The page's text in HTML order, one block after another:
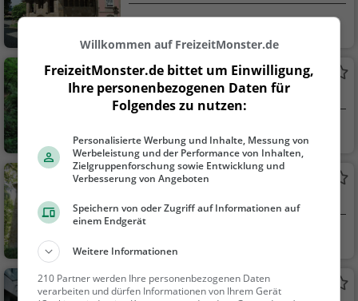
Sehenswürdigkeit
Schleifbachklinge
Wasserfall in Schwäbisch Hall
Natur, Sehenswürdig
keit
Einkornturm
Aussichtsturm in Schwäbisch Hall
r
Hohenloher Freilandmuseum
Willkommen auf FreizeitMonster.de
FreizeitMonster.de bittet um Einwilligung,
Ihre personenbezogenen Daten für
Folgendes zu nutzen:
Personalisierte Werbung und Inhalte, Messung von
Werbeleistung und der Performance von Inhalten,
Zielgruppenforschung sowie Entwicklung und
Verbesserung von Angeboten
Speichern von oder Zugriff auf Informationen auf
einem Endgerät
Weitere Informationen
210 Partner werden Ihre personenbezogenen Daten
verarbeiten und dürfen Informationen von Ihrem Gerät